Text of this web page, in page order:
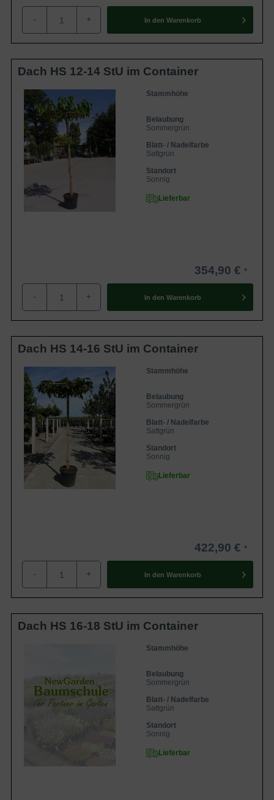
- + In den Warenkorb
Dach HS 12-14 StU im Container
Stammhöhe
Belaubung
Sommergrün
Blatt- / Nadelfarbe
Sattgrün
Standort
Sonnig
Lieferbar
354,90 €
- + In den Warenkorb
Dach HS 14-16 StU im Container
Stammhöhe
Belaubung
Sommergrün
Blatt- / Nadelfarbe
Sattgrün
Standort
Sonnig
Lieferbar
422,90 €
- + In den Warenkorb
Dach HS 16-18 StU im Container
Stammhöhe
Belaubung
Sommergrün
Blatt- / Nadelfarbe
Sattgrün
Standort
Sonnig
Lieferbar